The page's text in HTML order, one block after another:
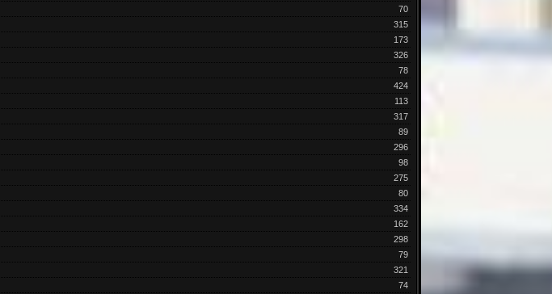
70
315
173
326
78
424
113
317
89
296
98
275
80
334
162
298
79
321
74